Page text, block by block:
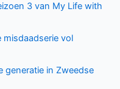
3 van My Life with
misdaadserie vol
generatie in Zweedse